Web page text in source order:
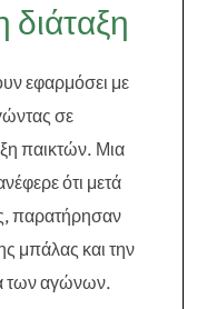
διάταξη
εφαρμόσει με
σε
παικτών. Μια
ότι μετά
παρατήρησαν
μπάλας και την
των αγώνων.